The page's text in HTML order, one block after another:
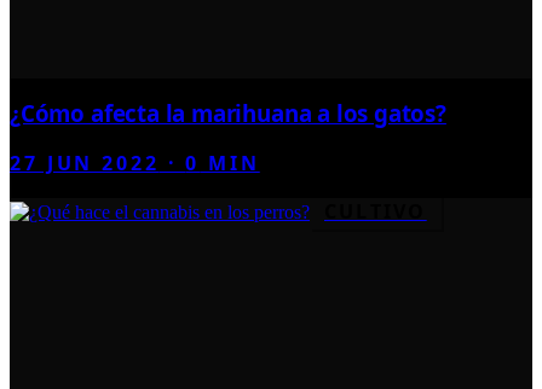
¿Cómo afecta la marihuana a los gatos?
27 JUN 2022 ·0 MIN